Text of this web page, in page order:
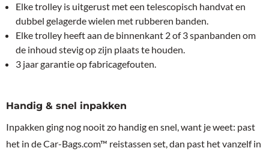
Elke trolley is uitgerust met een telescopisch handvat en
dubbel gelagerde wielen met rubberen banden.
Elke trolley heeft aan de binnenkant 2 of 3 spanbanden om
de inhoud stevig op zijn plaats te houden.
3 jaar garantie op fabricagefouten.
Handig & snel inpakken
Inpakken ging nog nooit zo handig en snel, want je weet: past
het in de Car-Bags.com™ reistassen set, dan past het vanzelf in